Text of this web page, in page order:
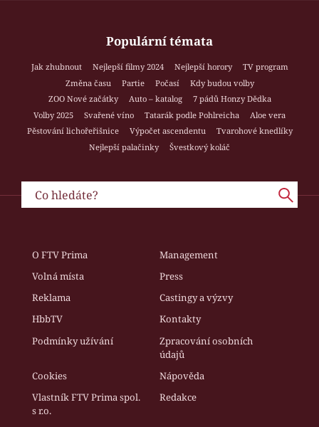
Populární témata
Jak zhubnout Nejlepší filmy 2024 Nejlepší horory
TV program
Změna času
Partie Počasí
Kdy budou volby
ZOO Nové začátky
Auto – katalog
7 pádů Honzy Dědka
Volby 2025
Svařené víno Tatarák podle Pohlreicha
Aloe vera
Pěstování lichořeřišnice
Výpočet ascendentu
Tvarohové knedlíky
Nejlepší palačinky
Švestkový koláč
O FTV Prima
Management
Volná místa
Press
Reklama
Castingy a výzvy
HbbTV
Kontakty
Podmínky užívání
Zpracování osobních
údajů
Cookies
Nápověda
Vlastník FTV Prima spol.
s r.o.
Redakce